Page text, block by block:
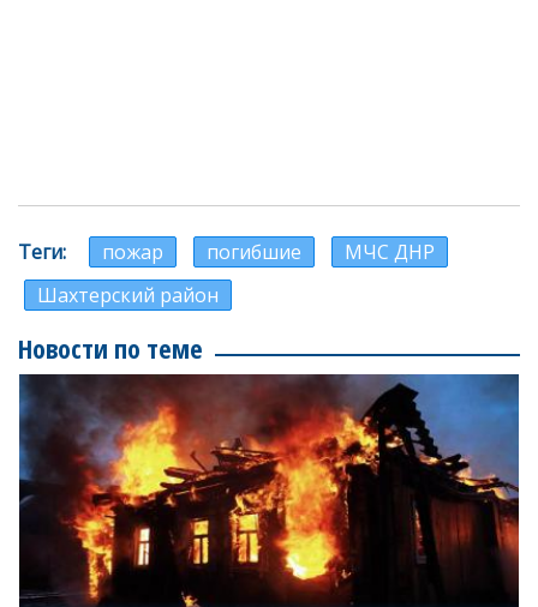
Теги пожар погибшие
МЧС ДНР
Шахтерский район
Новости по теме